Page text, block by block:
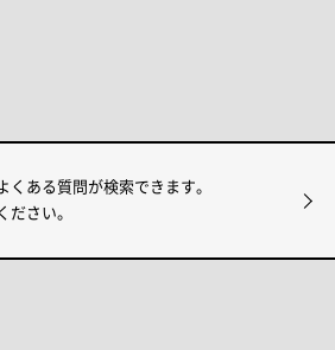
くある質問が検索できます。
ださい。